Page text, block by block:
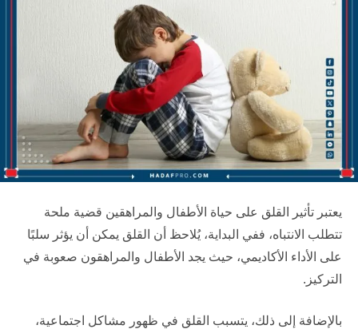
يعتبر تأثير القلق على حياة الأطفال والمراهقين قضية ملحة
تتطلب الانتباه، ففي البداية، يُلاحظ أن القلق يمكن أن يؤثر سلبًا
على الأداء الأكاديمي، حيث يجد الأطفال والمراهقون صعوبة في
التركيز.
بالإضافة إلى ذلك، يتسبب القلق في ظهور مشاكل اجتماعية،